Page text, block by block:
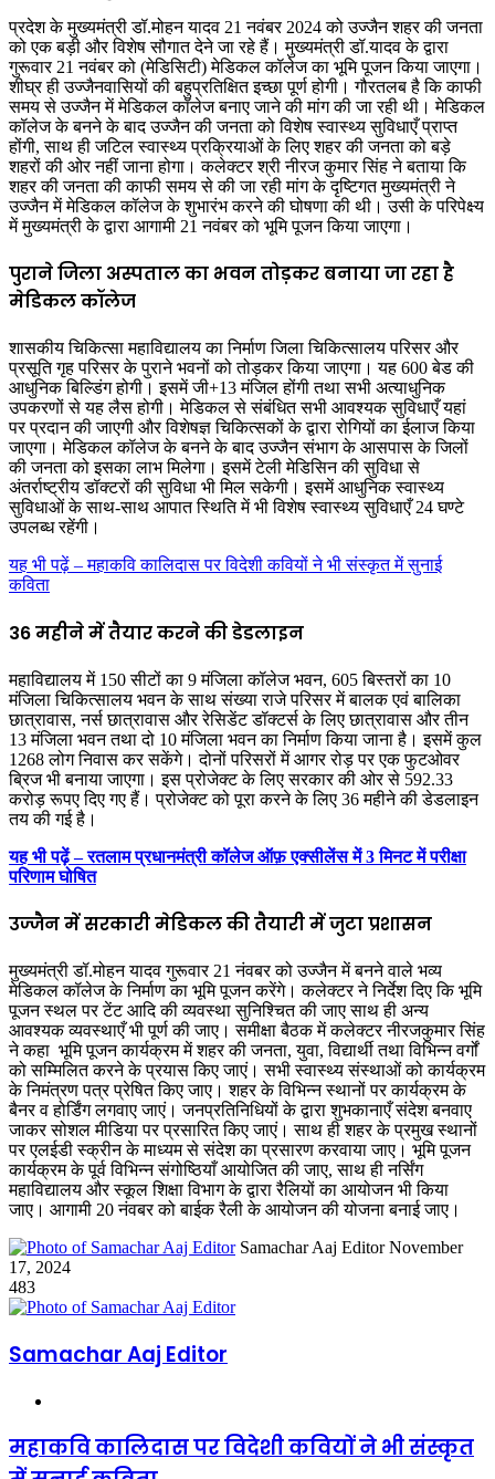
प्रदेश के मुख्यमंत्री डॉ.मोहन यादव 21 नवंबर 2024 को उज्जैन शहर की जनता
को एक बड़ी और विशेष सौगात देने जा रहे हैं। मुख्यमंत्री डॉ.यादव के द्वारा
गुरूवार 21 नवंबर को (मेडिसिटी) मेडिकल कॉलेज का भूमि पूजन किया जाएगा।
शीघ्र ही उज्जैनवासियों की बहुप्रतिक्षित इच्छा पूर्ण होगी। गौरतलब है कि काफी
समय से उज्जैन में मेडिकल कॉलेज बनाए जाने की मांग की जा रही थी। मेडिकल
कॉलेज के बनने के बाद उज्जैन की जनता को विशेष स्वास्थ्य सुविधाएँ प्राप्त
होंगी, साथ ही जटिल स्वास्थ्य प्रक्रियाओं के लिए शहर की जनता को बड़े
शहरों की ओर नहीं जाना होगा। कलेक्टर श्री नीरज कुमार सिंह ने बताया कि
शहर की जनता की काफी समय से की जा रही मांग के दृष्टिगत मुख्यमंत्री ने
उज्जैन में मेडिकल कॉलेज के शुभारंभ करने की घोषणा की थी। उसी के परिपेक्ष्य
में मुख्यमंत्री के द्वारा आगामी 21 नवंबर को भूमि पूजन किया जाएगा।
पुराने जिला अस्पताल का भवन तोड़कर बनाया जा रहा है
मेडिकल कॉलेज
शासकीय चिकित्सा महाविद्यालय का निर्माण जिला चिकित्सालय परिसर और
प्रसूति गृह परिसर के पुराने भवनों को तोड़कर किया जाएगा। यह 600 बेड की
आधुनिक बिल्डिंग होगी। इसमें जी+13 मंजिल होंगी तथा सभी अत्याधुनिक
उपकरणों से यह लैस होगी। मेडिकल से संबंधित सभी आवश्यक सुविधाएँ यहां
पर प्रदान की जाएगी और विशेषज्ञ चिकित्सकों के द्वारा रोगियों का ईलाज किया
जाएगा। मेडिकल कॉलेज के बनने के बाद उज्जैन संभाग के आसपास के जिलों
की जनता को इसका लाभ मिलेगा। इसमें टेली मेडिसिन की सुविधा से
अंतर्राष्ट्रीय डॉक्टरों की सुविधा भी मिल सकेगी। इसमें आधुनिक स्वास्थ्य
सुविधाओं के साथ-साथ आपात स्थिति में भी विशेष स्वास्थ्य सुविधाएँ 24 घण्‍टे
उपलब्ध रहेंगी।
यह भी पढ़ें – महाकवि कालिदास पर विदेशी कवियों ने भी संस्कृत में सुनाई
कविता
36 महीने में तैयार करने की डेडलाइन
महाविद्यालय में 150 सीटों का 9 मंजिला कॉलेज भवन, 605 बिस्तरों का 10
मंजिला चिकित्सालय भवन के साथ संख्या राजे परिसर में बालक एवं बालिका
छात्रावास, नर्स छात्रावास और रेसिडेंट डॉक्टर्स के लिए छात्रावास और तीन
13 मंजिला भवन तथा दो 10 मंजिला भवन का निर्माण किया जाना है। इसमें कुल
1268 लोग निवास कर सकेंगे। दोनों परिसरों में आगर रोड़ पर एक फुटओवर
ब्रिज भी बनाया जाएगा। इस प्रोजेक्ट के लिए सरकार की ओर से 592.33
करोड़ रूपए दिए गए हैं। प्रोजेक्ट को पूरा करने के लिए 36 महीने की डेडलाइन
तय की गई है।
यह भी पढ़ें – रतलाम प्रधानमंत्री कॉलेज ऑफ़ एक्सीलेंस में 3 मिनट में परीक्षा
परिणाम घोषित
उज्जैन में सरकारी मेडिकल की तैयारी में जुटा प्रशासन
मुख्यमंत्री डॉ.मोहन यादव गुरूवार 21 नंवबर को उज्जैन में बनने वाले भव्य
मेडिकल कॉलेज के निर्माण का भूमि पूजन करेंगे। कलेक्टर ने निर्देश दिए कि भूमि
पूजन स्थल पर टेंट आदि की व्यवस्था सुनिश्चित की जाए साथ ही अन्य
आवश्यक व्यवस्थाएँ भी पूर्ण की जाए। समीक्षा बैठक में कलेक्टर नीरजकुमार सिंह
ने कहा भूमि पूजन कार्यक्रम में शहर की जनता, युवा, विद्यार्थी तथा विभिन्न वर्गों
को सम्मिलित करने के प्रयास किए जाएं। सभी स्वास्थ्य संस्थाओं को कार्यक्रम
के निमंत्रण पत्र प्रेषित किए जाए। शहर के विभिन्न स्थानों पर कार्यक्रम के
बैनर व होर्डिंग लगवाए जाएं। जनप्रतिनिधियों के द्वारा शुभकानाएँ संदेश बनवाए
जाकर सोशल मीडिया पर प्रसारित किए जाएं। साथ ही शहर के प्रमुख स्थानों
पर एलईडी स्क्रीन के माध्यम से संदेश का प्रसारण करवाया जाए। भूमि पूजन
कार्यक्रम के पूर्व विभिन्न संगोष्ठियाँ आयोजित की जाए, साथ ही नर्सिंग
महाविद्यालय और स्कूल शिक्षा विभाग के द्वारा रैलियों का आयोजन भी किया
जाए। आगामी 20 नंवबर को बाईक रैली के आयोजन की योजना बनाई जाए।
Samachar Aaj Editor Send
November
17, 2024
483
Samachar Aaj Editor
महाकवि कालिदास पर विदेशी कवियों ने भी संस्कृत